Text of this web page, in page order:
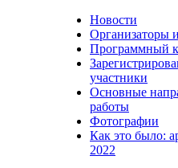
Новости
Организаторы
Программный
участники
Основные
работы
Фотографии
Как это было:
2022